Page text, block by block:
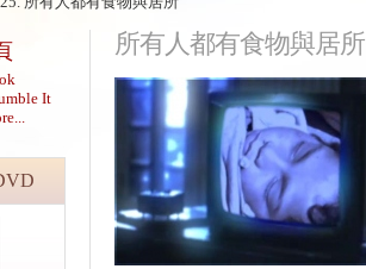
所有人都有食物與居所